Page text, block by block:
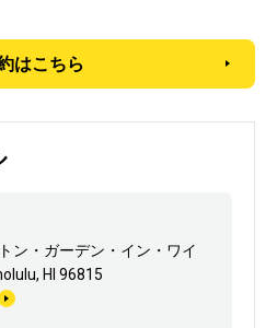
はこちら
ン・ガーデン・イン・ワイ
HI 96815